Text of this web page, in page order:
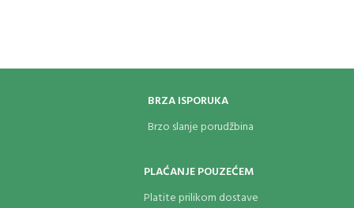
BRZA ISPORUKA
Brzo slanje porudžbina
PLAĆANJE POUZEĆEM
Platite prilikom dostave